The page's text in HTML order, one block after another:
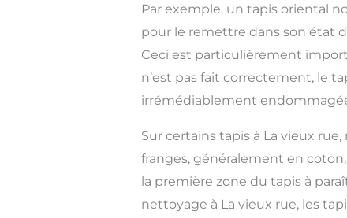
Par exemple, un tapis oriental
pour le remettre dans son état
Ceci est particulièrement
n’est pas fait correctement, le
irrémédiablement
Sur certains tapis à La vieux
franges, généralement en
la première zone du tapis à
nettoyage à La vieux rue, les